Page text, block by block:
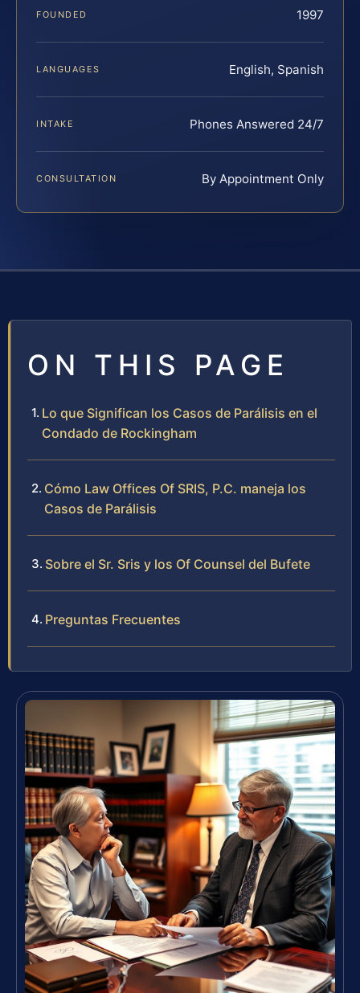
FOUNDED 1997
LANGUAGES English, Spanish
INTAKE Phones Answered 24/7
CONSULTATION By Appointment Only
ON THIS PAGE
Lo que Significan los Casos de Parálisis en el
Condado de Rockingham
Cómo Law Offices Of SRIS, P.C. maneja los
Casos de Parálisis
Sobre el Sr. Sris y los Of Counsel del Bufete
Preguntas Frecuentes